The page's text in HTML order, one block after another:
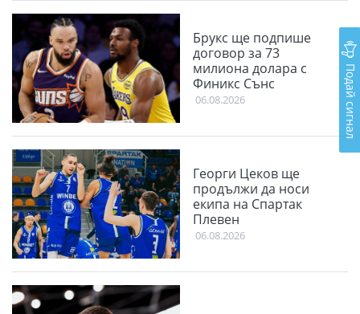
Брукс ще подпише
договор за 73
милиона долара с
Финикс Сънс
06.08.2026
Георги Цеков ще
продължи да носи
екипа на Спартак
Плевен
06.08.2026
Подай сигнал